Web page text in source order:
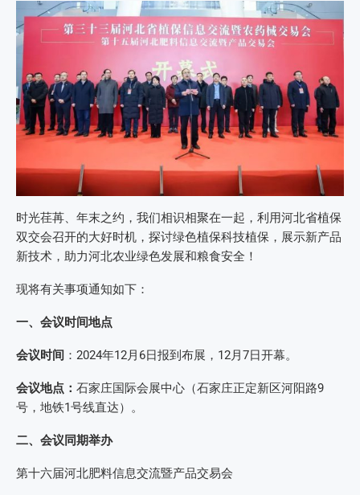
时光荏苒、年末之约，我们相识相聚在一起，利用河北省植保
双交会召开的大好时机，探讨绿色植保科技植保，展示新产品
新技术，助力河北农业绿色发展和粮食安全！
现将有关事项通知如下：
一、会议时间地点
会议时间 ：2024年12月6日报到布展，12月7日开幕。
会议地点： 石家庄国际会展中心（石家庄正定新区河阳路9
号，地铁1号线直达）。
二、会议同期举办
第十六届河北肥料信息交流暨产品交易会